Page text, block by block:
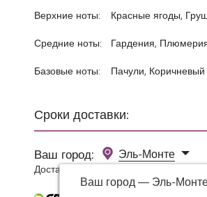
Сроки доставки:
Ваш город:
Эль-Монте
Ваш город — Эль-
Доставка 0 руб при заказе от 3000
Верхние ноты: Красные ягоды,
Средние ноты: Гардения,
Базовые ноты: Пачули, Коричневый